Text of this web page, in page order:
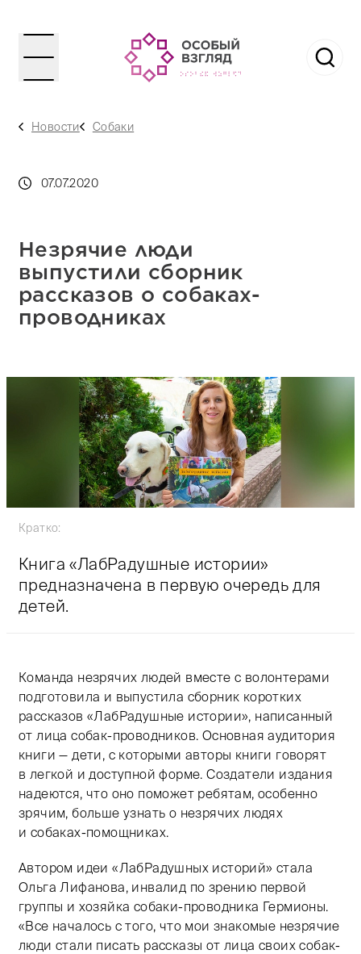
Новости Собаки
07.07.2020
Незрячие люди
выпустили сборник
рассказов о собаках-
проводниках
Кратко:
Книга «ЛабРадушные истории»
предназначена в первую очередь для
детей.
Команда незрячих людей вместе с волонтерами
подготовила и выпустила сборник коротких
рассказов «ЛабРадушные истории», написанный
от лица собак-проводников. Основная аудитория
книги — дети, с которыми авторы книги говорят
в легкой и доступной форме. Создатели издания
надеются, что оно поможет ребятам, особенно
зрячим, больше узнать о незрячих людях
и собаках-помощниках.
Автором идеи «ЛабРадушных историй» стала
Ольга Лифанова, инвалид по зрению первой
группы и хозяйка собаки-проводника Гермионы.
«Все началось с того, что мои знакомые незрячие
люди стали писать рассказы от лица своих собак-